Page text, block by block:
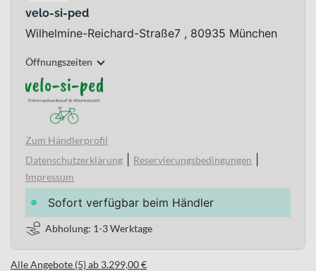
velo-si-ped
Wilhelmine-Reichard-Straße7 , 80935 München
Öffnungszeiten
Zum Händlerprofil
Datenschutzerklärung
Reservierungsbedingungen
Impressum
Sofort verfügbar beim Händler
Abholung: 1-3 Werktage
Alle Angebote (5) ab 3.299,00 €